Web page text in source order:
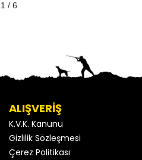
1 / 6
ALIŞVERİŞ
K.V.K. Kanunu
Gizlilik Sözleşmesi
Çerez Politikası